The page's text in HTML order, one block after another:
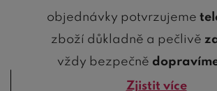
objednávky potvrzujeme
zboží důkladně a pečlivě
vždy bezpečně
Zjistit více